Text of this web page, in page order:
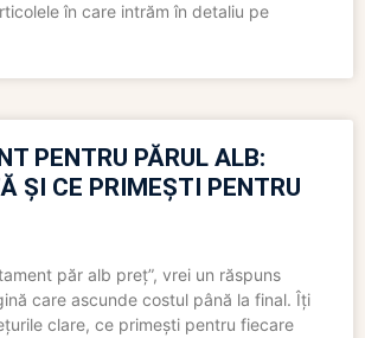
în care intrăm în detaliu pe
PENTRU PĂRUL ALB:
ȘI CE PRIMEȘTI PENTRU
păr alb preț”, vrei un răspuns
care ascunde costul până la final. Îți
clare, ce primești pentru fiecare